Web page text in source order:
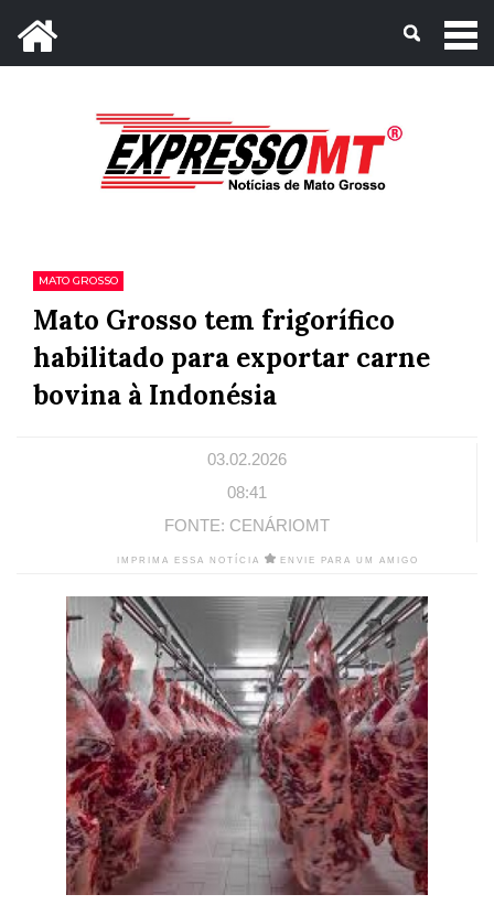
Mato Grosso, 06 de Agosto de 2026
MATO GROSSO
Mato Grosso tem frigorífico
habilitado para exportar carne
bovina à Indonésia
03.02.2026
08:41
FONTE: CENÁRIOMT
IMPRIMA ESSA NOTÍCIA ENVIE PARA UM AMIGO